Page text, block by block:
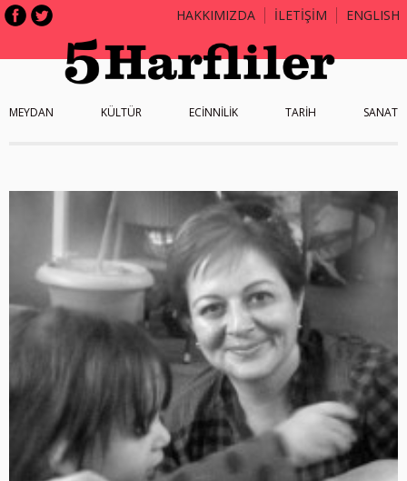
HAKKIMIZDA İLETİŞİM ENGLISH
MEYDAN KÜLTÜR ECİNNİLİK TARİH SANAT